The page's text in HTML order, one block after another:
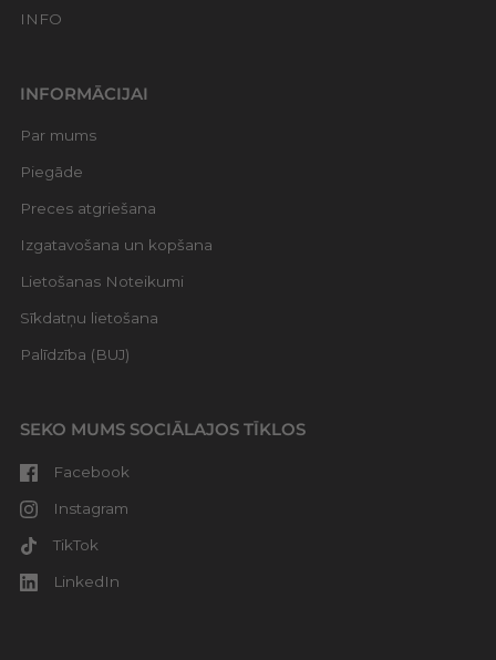
INFO
INFORMĀCIJAI
Par mums
Piegāde
Preces atgriešana
Izgatavošana un kopšana
Lietošanas Noteikumi
Sīkdatņu lietošana
Palīdzība (BUJ)
SEKO MUMS SOCIĀLAJOS TĪKLOS
Facebook
Instagram
TikTok
LinkedIn